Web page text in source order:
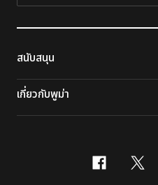
สนับสนุน
เกี่ยวกับพูม่า
x-